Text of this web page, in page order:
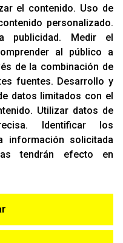
el contenido. Uso de
personalizado.
publicidad. Medir el
al público a
de la combinación de
fuentes. Desarrollo y
datos limitados con el
. Utilizar datos de
. Identificar los
información solicitada
tendrán efecto en